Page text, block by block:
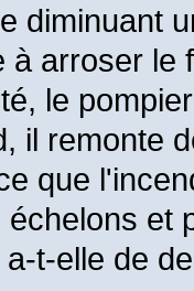
diminuant
à arroser le
le
il remonte
que
échelons et
a-t-elle de